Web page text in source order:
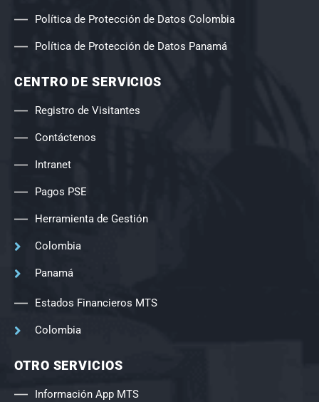
Política de Protección de Datos Colombia
Política de Protección de Datos Panamá
CENTRO DE SERVICIOS
Registro de Visitantes
Contáctenos
Intranet
Pagos PSE
Herramienta de Gestión
Colombia
Panamá
Estados Financieros MTS
Colombia
OTRO SERVICIOS
Información App MTS